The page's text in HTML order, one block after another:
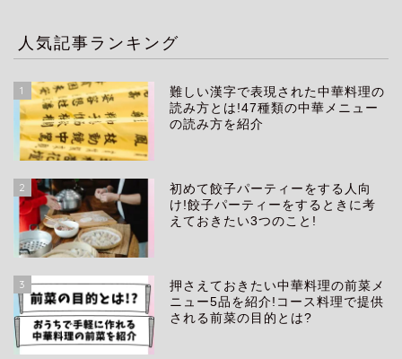
人気記事ランキング
1
難しい漢字で表現された中華料理の
読み方とは!47種類の中華メニュー
の読み方を紹介
2
初めて餃子パーティーをする人向
け!餃子パーティーをするときに考
えておきたい3つのこと!
3
押さえておきたい中華料理の前菜メ
ニュー5品を紹介!コース料理で提供
される前菜の目的とは?